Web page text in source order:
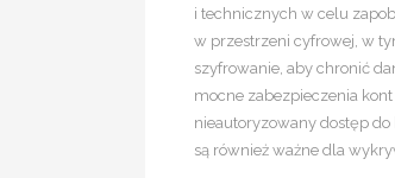
i technicznych w celu
w przestrzeni cyfrowej, w
szyfrowanie, aby chronić
mocne zabezpieczenia
nieautoryzowany dostęp
są również ważne dla